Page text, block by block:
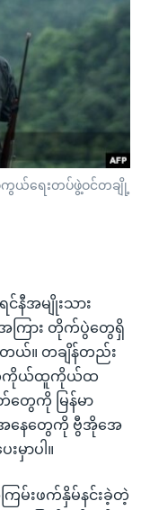
ကွယ်ရေးတပ်ဖွဲ့ဝင်တချို့
နီအမျိုးသား
အကြား တိုက်ပွဲတွေရှိ
ယ်။ တချိန်တည်း
ေကိုယ်ထူကိုယ်ထ
တွေကို မြန်မာ
အနေတွေကို ဗွီအိုအေ
မှာပါ။
မ်းဖက်နှိမ်နင်းခဲ့တဲ့